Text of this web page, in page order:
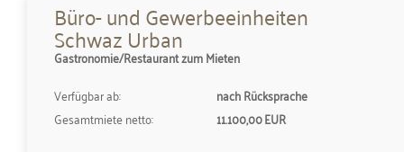
Büro- und Gewerbeeinheiten
Schwaz Urban
Gastronomie/Restaurant zum Mieten
Verfügbar ab:
nach Rücksprache
Gesamtmiete netto:
11.100,00 EUR